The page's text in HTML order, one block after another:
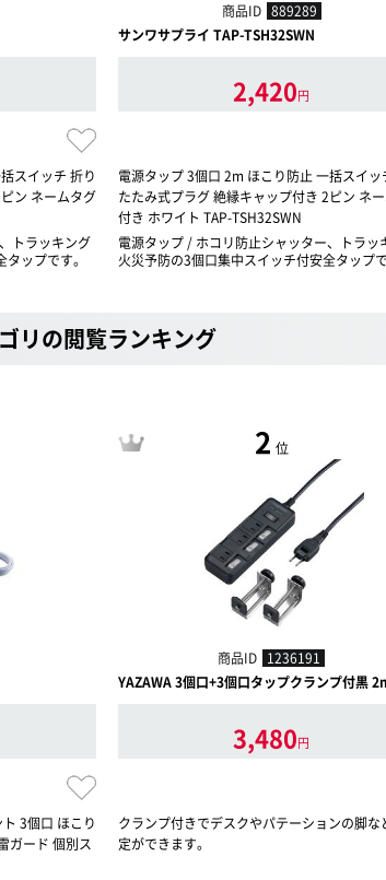
スイッチ 折り
ン ネームタグ
トラッキング
ップです。
商品ID 889289
サンワサプライ TAP-TSH32SWN
2,420円
電源タップ 3個口 2m ほこり防止 一括スイッ
たたみ式プラグ 絶縁キャップ付き 2ピン ネ
付き ホワイト TAP-TSH32SWN
電源タップ / ホコリ防止シャッター、トラッ
火災予防の3個口集中スイッチ付安全タップで
リの閲覧ランキング
3個口 ほこり
ガード 個別ス
2 位
商品ID 1236191
YAZAWA 3個口+3個口タップクランプ付黒
3,480円
クランプ付きでデスクやパテーションの脚な
定ができます。